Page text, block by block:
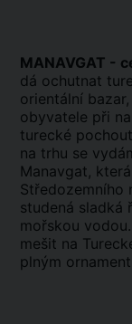
MANAVGAT -
dá ochutnat
orientální
obyvatele při
turecké
na trhu se
Manavgat,
Středozemního
studená sladká
mořskou
mešit na
plným